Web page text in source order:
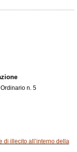
n. 5
di illecito all’interno della